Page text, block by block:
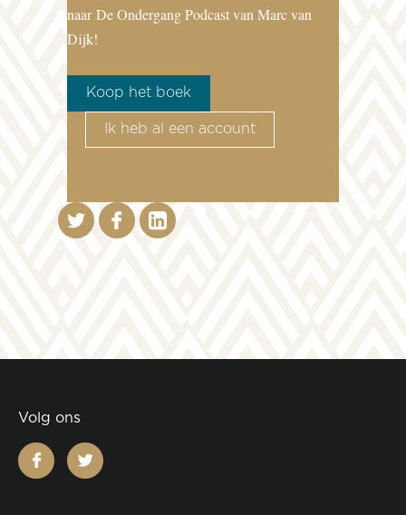
naar De Ondergang Podcast van Marc van
Dijk!
Koop het boek
Ik heb al een account
Volg ons
facebooktwitter